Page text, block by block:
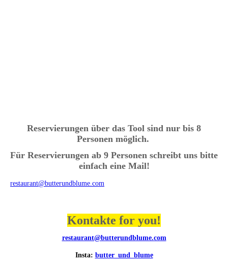
Reservierungen über das Tool sind nur bis 8
Personenmöglich.
Für Reservierungen ab 9 Personen schreibt uns bitte
einfach eine Mail!
restaurant@butterundblume.com
Kontakte for you!
restaurant@butterundblume.com
Insta: butter_und_blume